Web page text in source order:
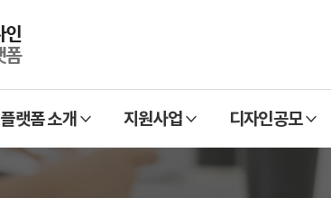
플랫폼 소개
열
기
지원사업
열
기
디자인공모
열
기